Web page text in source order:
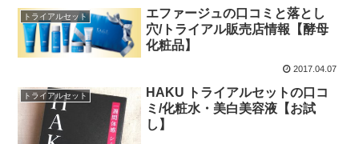
トライアルセット
エファージュの口コミと落とし
穴/トライアル販売店情報【酵母
化粧品】
2017.04.07
トライアルセット
HAKU トライアルセットの口コ
ミ/化粧水・美白美容液【お試
し】